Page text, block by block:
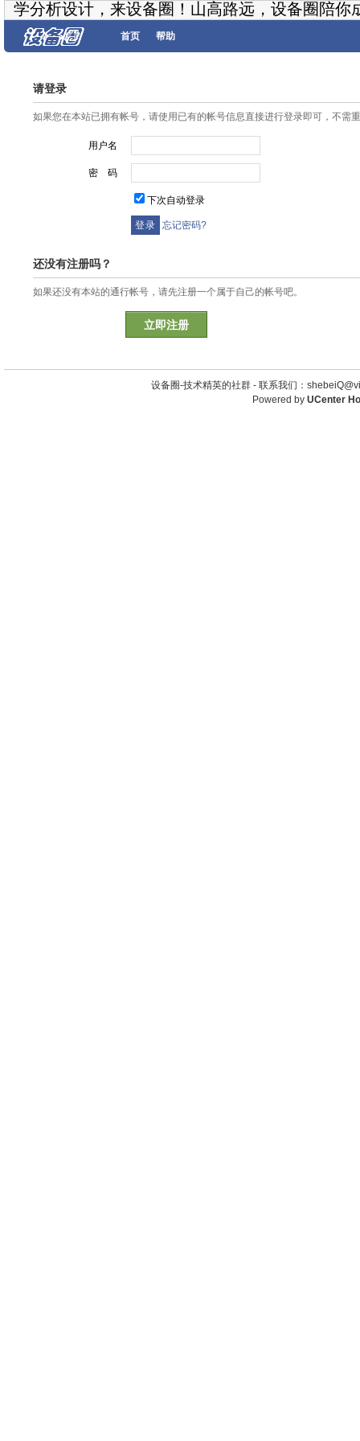
学分析设计，来设备圈！山高路远，设备圈陪你
首页 帮助
请登录
如果您在本站已拥有帐号，请使用已有的帐号信息直接进行登录即可，不需
用户名
密 码
下次自动登录
忘记密码?
还没有注册吗？
如果还没有本站的通行帐号，请先注册一个属于自己的帐号吧。
立即注册
设备圈-技术精英的社群 - 联系我们：
Powered by UCenter